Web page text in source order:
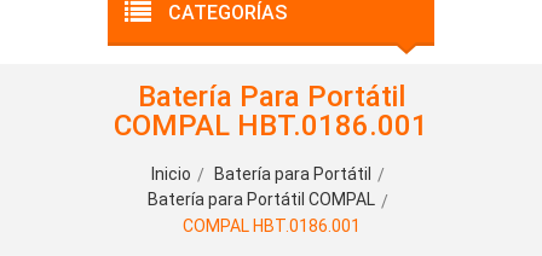
CATEGORÍAS
Batería Para Portátil
COMPAL HBT.0186.001
Inicio
Batería para Portátil
Batería para Portátil COMPAL
COMPAL HBT.0186.001